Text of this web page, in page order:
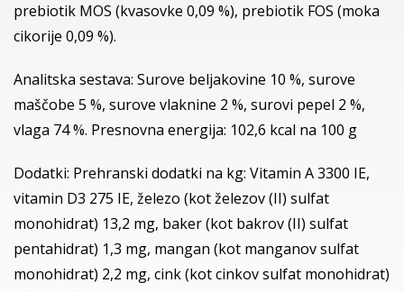
prebiotik MOS (kvasovke 0,09 %), prebiotik FOS (moka
cikorije 0,09 %).
Analitska sestava: Surove beljakovine 10 %, surove
maščobe 5 %, surove vlaknine 2 %, surovi pepel 2 %,
vlaga 74 %. Presnovna energija: 102,6 kcal na 100 g
Dodatki: Prehranski dodatki na kg: Vitamin A 3300 IE,
vitamin D3 275 IE, železo (kot železov (II) sulfat
monohidrat) 13,2 mg, baker (kot bakrov (II) sulfat
pentahidrat) 1,3 mg, mangan (kot manganov sulfat
monohidrat) 2,2 mg, cink (kot cinkov sulfat monohidrat)